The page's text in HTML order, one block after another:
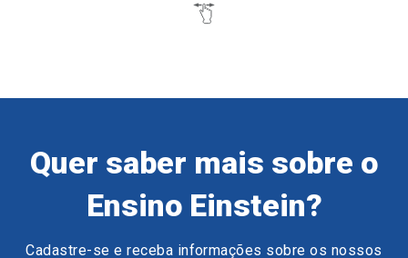
Quer saber mais sobre o
Ensino Einstein?
Cadastre-se e receba informações sobre os nossos